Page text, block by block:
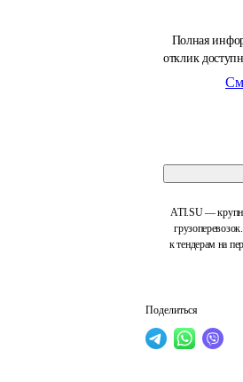
Полная
отклик
ATI.SU —
к тендерам на
Поделиться